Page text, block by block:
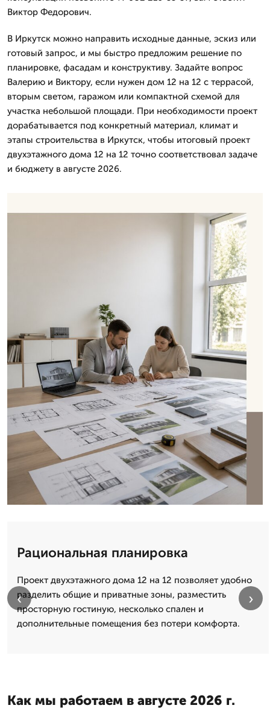
Виктор Федорович.
В Иркутск можно направить исходные данные, эскиз или
готовый запрос, и мы быстро предложим решение по
планировке, фасадам и конструктиву. Задайте вопрос
Валерию и Виктору, если нужен дом 12 на 12 с террасой,
вторым светом, гаражом или компактной схемой для
участка небольшой площади. При необходимости проект
дорабатывается под конкретный материал, климат и
этапы строительства в Иркутск, чтобы итоговый проект
двухэтажного дома 12 на 12 точно соответствовал задаче
и бюджету в августе 2026.
Рациональная планировка
Проект двухэтажного дома 12 на 12 позволяет удобно
разделить общие и приватные зоны, разместить
просторную гостиную, несколько спален и
дополнительные помещения без потери комфорта.
‹ ›
Как мы работаем в августе 2026 г.